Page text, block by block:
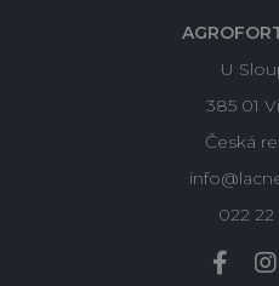
U
385 01
Česká
022 22